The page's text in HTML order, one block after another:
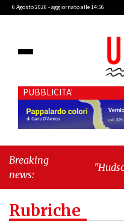
6 Agosto 2026 - aggiornato alle 14:56
PUBBLICITA'
Breaking
news:
"Hudson Yards:
Rubriche